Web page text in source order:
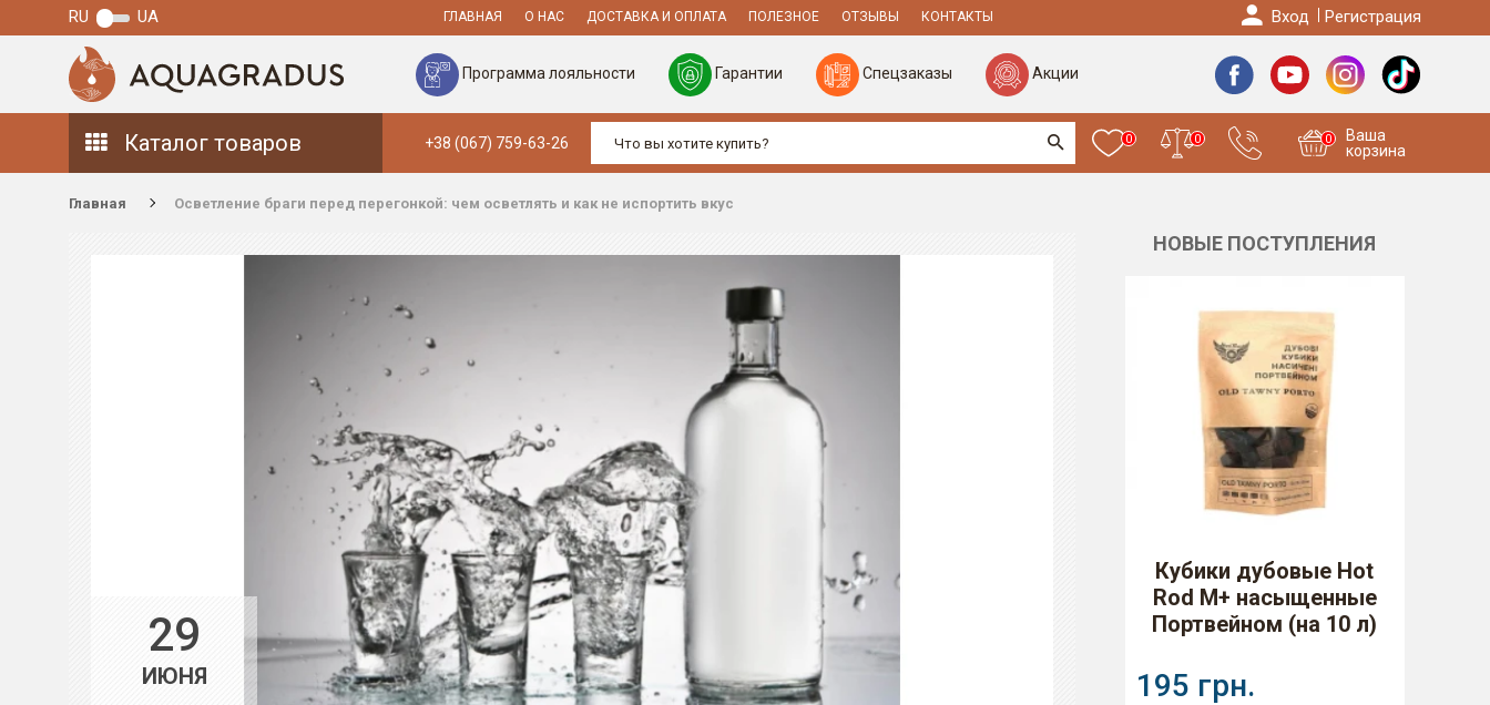
RU UA ГЛАВНАЯ О НАС ДОСТАВКА И ОПЛАТА ПОЛЕЗНОЕ ОТЗЫВЫ КОНТАКТЫ Вход Регистрация
Программа лояльности Гарантии Спецзаказы Акции
Каталог товаров +38 (067) 759-63-26 0 0 0
Ваша
корзина
Главная Осветление браги перед перегонкой: чем осветлять и как не испортить вкус
29
ИЮНЯ
НОВЫЕ ПОСТУПЛЕНИЯ
Кубики дубовые Hot
Rod M+ насыщенные
Портвейном (на 10 л)
195 грн.